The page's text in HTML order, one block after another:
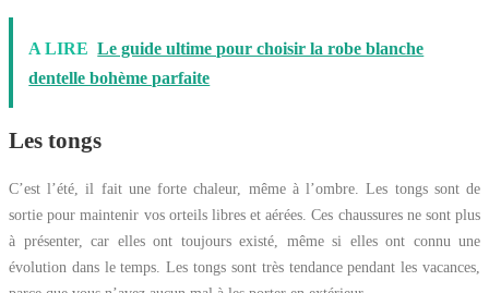
A LIRE Le guide ultime pour choisir la robe blanche
dentelle bohème parfaite
Les tongs
C’est l’été, il fait une forte chaleur, même à l’ombre. Les tongs sont de
sortie pour maintenir vos orteils libres et aérées. Ces chaussures ne sont plus
à présenter, car elles ont toujours existé, même si elles ont connu une
évolution dans le temps. Les tongs sont très tendance pendant les vacances,